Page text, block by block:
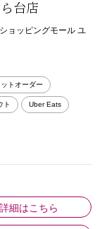
台店
ョッピングモール ユ
トオーダー
ト Uber Eats
細はこちら